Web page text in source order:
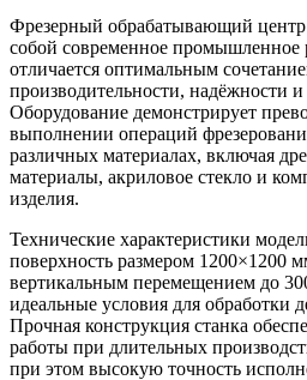
Фрезерный обрабатывающий центр
собой современное промышленное
отличается оптимальным
производительности, надёжности
Оборудование демонстрирует
выполнении операций
различных материалах, включая
материалы, акриловое стекло и
изделия.
Технические характеристики
поверхность размером 1200×1200
вертикальным перемещением до
идеальные условия для обработки
Прочная конструкция станка
работы при длительных
при этом высокую точность